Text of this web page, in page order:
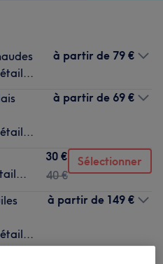
à partir de 79 €
à partir de 69 €
30 €
40 €
Sélectionner
à partir de 149 €